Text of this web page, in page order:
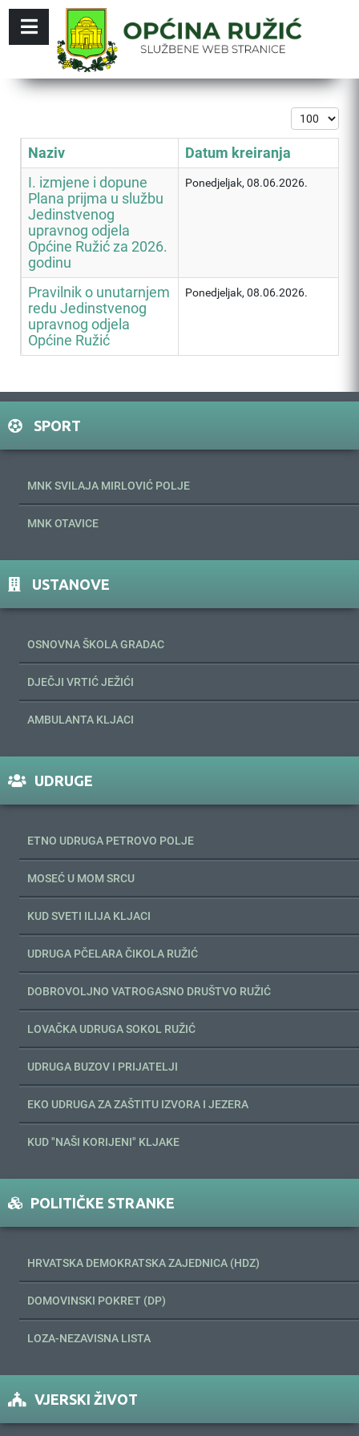
Prikaz #
Naziv
Datum kreiranja
I. izmjene i dopune
Plana prijma u službu
Jedinstvenog
upravnog odjela
Općine Ružić za 2026.
godinu
Ponedjeljak, 08.06.2026.
Pravilnik o unutarnjem
redu Jedinstvenog
upravnog odjela
Općine Ružić
Ponedjeljak, 08.06.2026.
SPORT
MNK SVILAJA MIRLOVIĆ POLJE
MNK OTAVICE
USTANOVE
OSNOVNA ŠKOLA GRADAC
DJEČJI VRTIĆ JEŽIĆI
AMBULANTA KLJACI
UDRUGE
ETNO UDRUGA PETROVO POLJE
MOSEĆ U MOM SRCU
KUD SVETI ILIJA KLJACI
UDRUGA PČELARA ČIKOLA RUŽIĆ
DOBROVOLJNO VATROGASNO DRUŠTVO RUŽIĆ
LOVAČKA UDRUGA SOKOL RUŽIĆ
UDRUGA BUZOV I PRIJATELJI
EKO UDRUGA ZA ZAŠTITU IZVORA I JEZERA
KUD "NAŠI KORIJENI" KLJAKE
POLITIČKE STRANKE
HRVATSKA DEMOKRATSKA ZAJEDNICA (HDZ)
DOMOVINSKI POKRET (DP)
LOZA-NEZAVISNA LISTA
VJERSKI ŽIVOT